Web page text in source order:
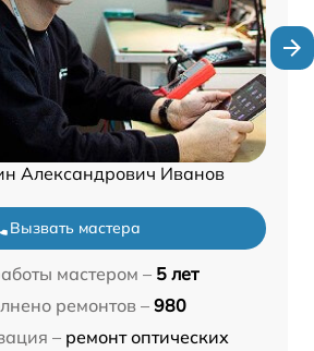
Александрович Иванов
Вызвать мастера
мастером – 5 лет
ремонтов – 980
– ремонт оптических